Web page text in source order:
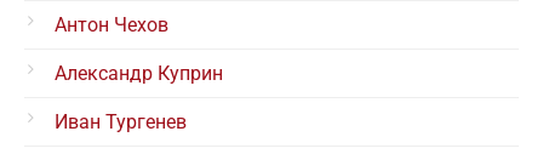
Антон Чехов
Александр Куприн
Иван Тургенев